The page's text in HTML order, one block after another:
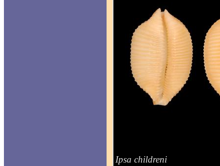
Ipsa childreni